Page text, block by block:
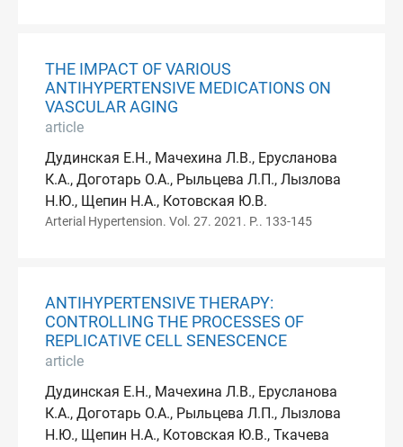
THE IMPACT OF VARIOUS
ANTIHYPERTENSIVE MEDICATIONS ON
VASCULAR AGING
article
Дудинская Е.Н., Мачехина Л.В., Ерусланова
К.А., Доготарь О.А., Рыльцева Л.П., Лызлова
Н.Ю., Щепин Н.А., Котовская Ю.В.
Arterial Hypertension. Vol. 27. 2021. P.. 133-145
ANTIHYPERTENSIVE THERAPY:
CONTROLLING THE PROCESSES OF
REPLICATIVE CELL SENESCENCE
article
Дудинская Е.Н., Мачехина Л.В., Ерусланова
К.А., Доготарь О.А., Рыльцева Л.П., Лызлова
Н.Ю., Щепин Н.А., Котовская Ю.В., Ткачева